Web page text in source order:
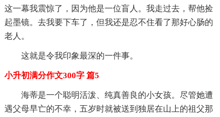
这一幕我震惊了，因为他是一位盲人。我走过去，帮他捡
起墨镜。去我要下车了，但我还是忍不住看了那好心肠的
老人。
这就是令我印象最深的一件事。
小升初满分作文300字 篇5
海蒂是一个聪明活泼、纯真善良的小女孩。尽管她遭
遇父母早亡的不幸，五岁时就被送到独居在山上的祖父那